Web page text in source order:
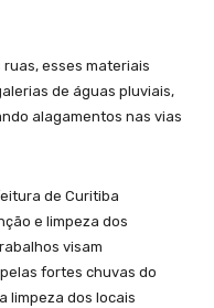
esses materiais
de águas pluviais,
alagamentos nas vias
de Curitiba
e limpeza dos
visam
fortes chuvas do
limpeza dos locais